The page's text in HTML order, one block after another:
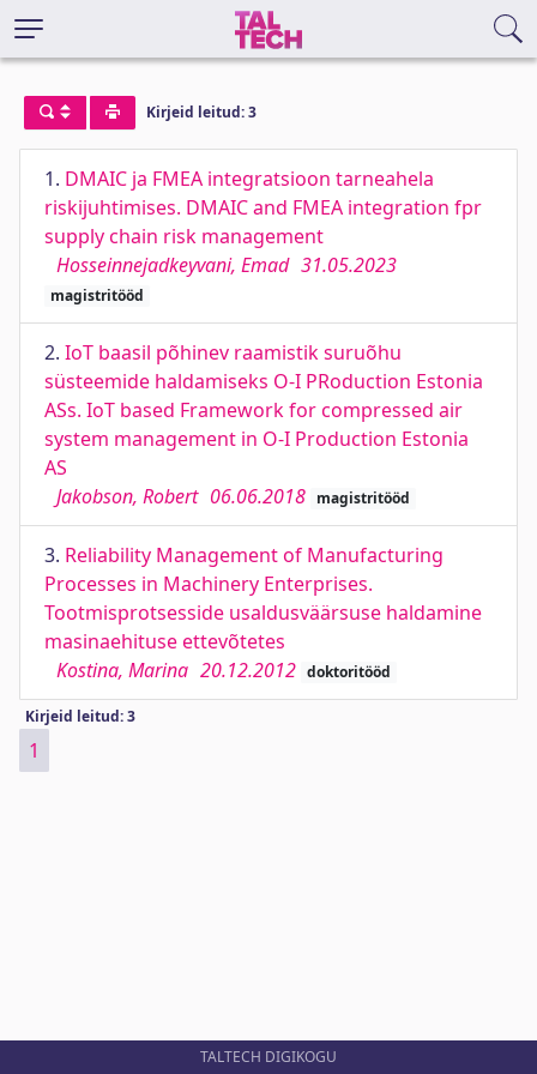
Kirjeid leitud: 3
1. DMAIC ja FMEA integratsioon tarneahela
riskijuhtimises. DMAIC and FMEA integration fpr
supply chain risk management
Hosseinnejadkeyvani, Emad 31.05.2023
magistritööd
2. IoT baasil põhinev raamistik suruõhu
süsteemide haldamiseks O-I PRoduction Estonia
ASs. IoT based Framework for compressed air
system management in O-I Production Estonia
AS
Jakobson, Robert 06.06.2018 magistritööd
3. Reliability Management of Manufacturing
Processes in Machinery Enterprises.
Tootmisprotsesside usaldusväärsuse haldamine
masinaehituse ettevõtetes
Kostina, Marina 20.12.2012 doktoritööd
Kirjeid leitud: 3
1
TALTECH DIGIKOGU